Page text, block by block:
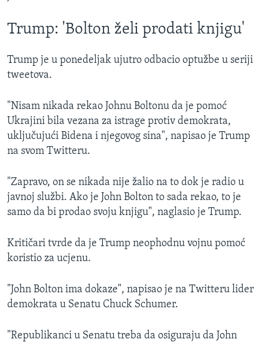
Trump: 'Bolton želi prodati knjigu'
Trump je u ponedeljak ujutro odbacio optužbe u seriji
tweetova.
"Nisam nikada rekao Johnu Boltonu da je pomoć
Ukrajini bila vezana za istrage protiv demokrata,
uključujući Bidena i njegovog sina", napisao je Trump
na svom Twitteru.
"Zapravo, on se nikada nije žalio na to dok je radio u
javnoj službi. Ako je John Bolton to sada rekao, to je
samo da bi prodao svoju knjigu", naglasio je Trump.
Kritičari tvrde da je Trump neophodnu vojnu pomoć
koristio za ucjenu.
"John Bolton ima dokaze", napisao je na Twitteru lider
demokrata u Senatu Chuck Schumer.
"Republikanci u Senatu treba da osiguraju da John